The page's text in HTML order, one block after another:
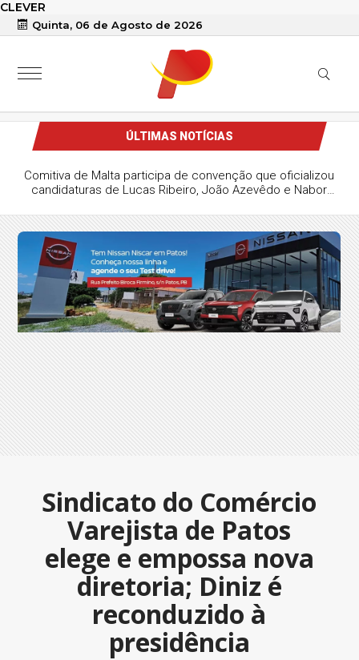
CLEVER
Quinta, 06 de Agosto de 2026
ÚLTIMAS NOTÍCIAS
Comitiva de Malta participa de convenção que oficializou
candidaturas de Lucas Ribeiro, João Azevêdo e Nabor
Sindicato do Comércio
Varejista de Patos
elege e empossa nova
diretoria; Diniz é
reconduzido à
presidência